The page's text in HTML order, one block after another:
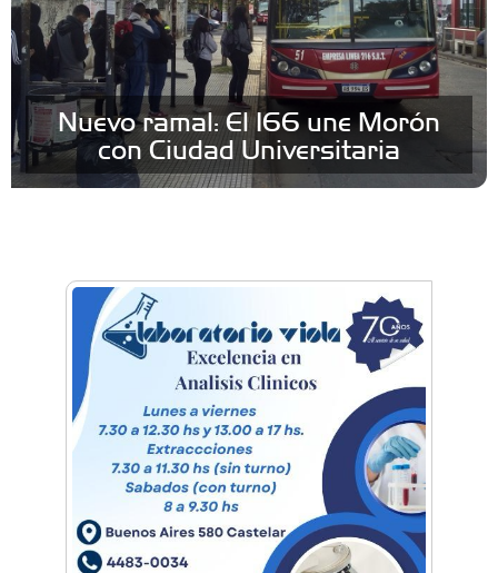
Nuevo ramal: El 166 une Morón
con Ciudad Universitaria